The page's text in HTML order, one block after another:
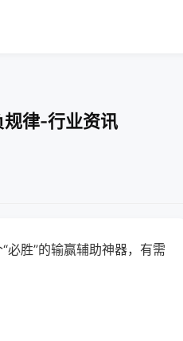
规律-行业资讯
必胜”的输赢辅助神器，有需